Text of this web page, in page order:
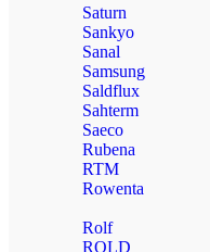
Saturn
Sankyo
Sanal
Samsung
Saldflux
Sahterm
Saeco
Rubena
RTM
Rowenta
Rolf
ROLD